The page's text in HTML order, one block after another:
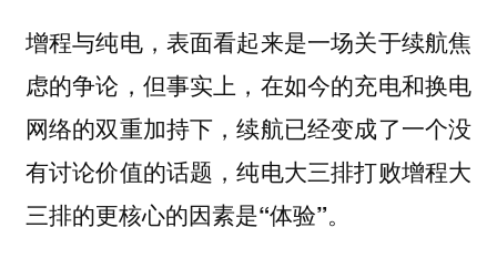
增程与纯电，表面看起来是一场关于续航焦
虑的争论，但事实上，在如今的充电和换电
网络的双重加持下，续航已经变成了一个没
有讨论价值的话题，纯电大三排打败增程大
三排的更核心的因素是“体验”。